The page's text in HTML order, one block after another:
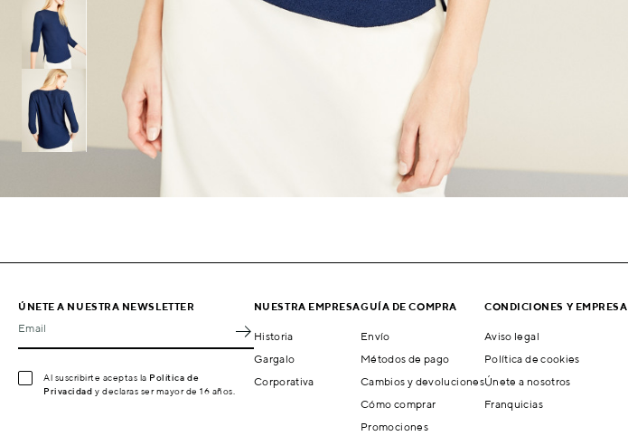
ÚNETE A NUESTRA NEWSLETTER
Email
Al suscribirte aceptas la Política de
Privacidad y declaras ser mayor de 16 años.
NUESTRA EMPRESA
Historia
Gargalo
Corporativa
GUÍA DE COMPRA
Envío
Métodos de pago
Cambios y devoluciones
Cómo comprar
Promociones
CONDICIONES Y EMPRESA
Aviso legal
Política de cookies
Únete a nosotros
Franquicias